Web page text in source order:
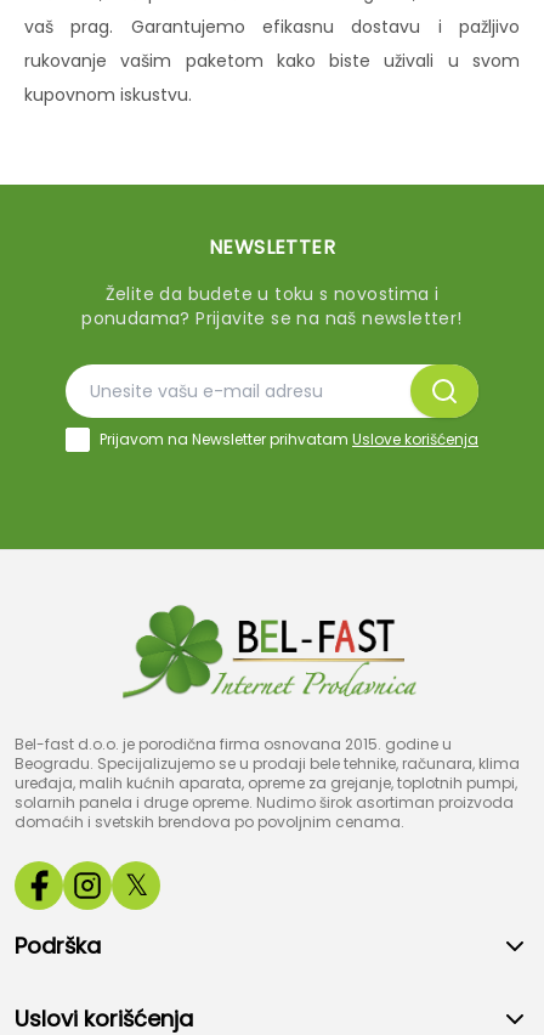
vaš prag. Garantujemo efikasnu dostavu i pažljivo
rukovanje vašim paketom kako biste uživali u svom
kupovnom iskustvu.
NEWSLETTER
Želite da budete u toku s novostima i
ponudama? Prijavite se na naš newsletter!
Prijavom na Newsletter prihvatam Uslove korišćenja
Bel-fast d.o.o. je porodična firma osnovana 2015. godine u
Beogradu. Specijalizujemo se u prodaji bele tehnike, računara, klima
uređaja, malih kućnih aparata, opreme za grejanje, toplotnih pumpi,
solarnih panela i druge opreme. Nudimo širok asortiman proizvoda
domaćih i svetskih brendova po povoljnim cenama.
𝕏
Podrška
Uslovi korišćenja